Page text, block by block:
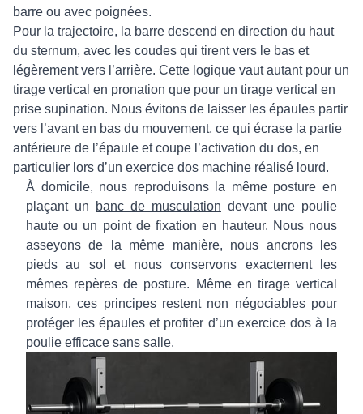
barre ou avec poignées.
Pour la trajectoire, la barre descend en direction du haut
du sternum, avec les coudes qui tirent vers le bas et
légèrement vers l’arrière. Cette logique vaut autant pour un
tirage vertical en pronation que pour un tirage vertical en
prise supination. Nous évitons de laisser les épaules partir
vers l’avant en bas du mouvement, ce qui écrase la partie
antérieure de l’épaule et coupe l’activation du dos, en
particulier lors d’un exercice dos machine réalisé lourd.
À domicile, nous reproduisons la même posture en
plaçant un
banc de musculation devant une poulie
haute ou un point de fixation en hauteur. Nous nous
asseyons de la même manière, nous ancrons les
pieds au sol et nous conservons exactement les
mêmes repères de posture. Même en tirage vertical
maison, ces principes restent non négociables pour
protéger les épaules et profiter d’un exercice dos à la
poulie efficace sans salle.